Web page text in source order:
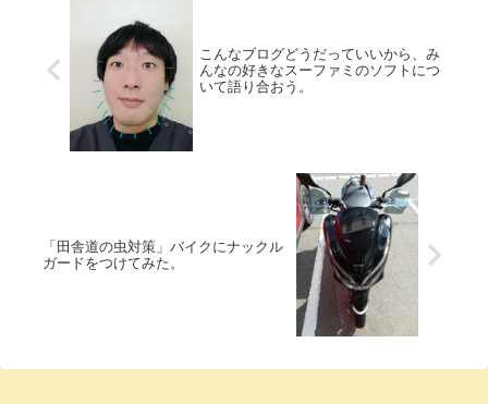
こんなブログどうだっていいから、み
んなの好きなスーファミのソフトにつ
いて語り合おう。
「田舎道の虫対策」バイクにナックル
ガードをつけてみた。